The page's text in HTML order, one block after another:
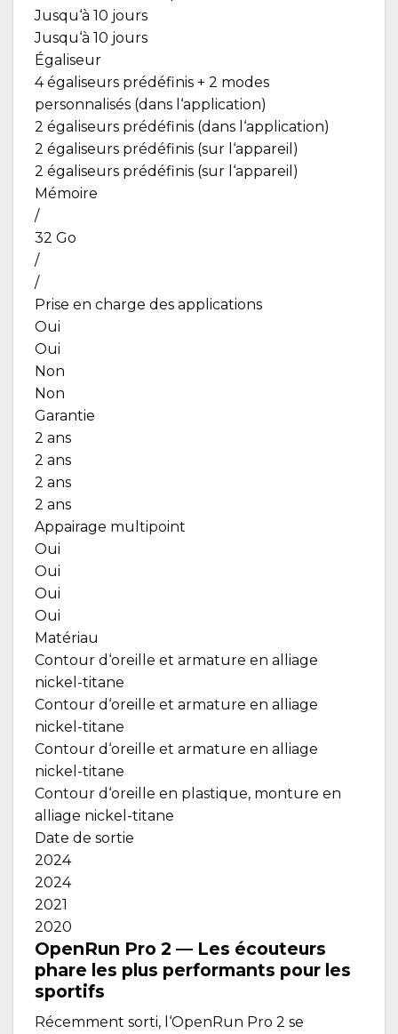
Jusqu‘à 10 jours
Jusqu‘à 10 jours
Égaliseur
4 égaliseurs prédéfinis + 2 modes
personnalisés (dans l‘application)
2 égaliseurs prédéfinis (dans l‘application)
2 égaliseurs prédéfinis (sur l‘appareil)
2 égaliseurs prédéfinis (sur l‘appareil)
Mémoire
/
32 Go
/
/
Prise en charge des applications
Oui
Oui
Non
Non
Garantie
2 ans
2 ans
2 ans
2 ans
Appairage multipoint
Oui
Oui
Oui
Oui
Matériau
Contour d‘oreille et armature en alliage
nickel-titane
Contour d‘oreille et armature en alliage
nickel-titane
Contour d‘oreille et armature en alliage
nickel-titane
Contour d‘oreille en plastique, monture en
alliage nickel-titane
Date de sortie
2024
2024
2021
2020
OpenRun Pro 2 — Les écouteurs
phare les plus performants pour les
sportifs
Récemment sorti, l‘OpenRun Pro 2 se